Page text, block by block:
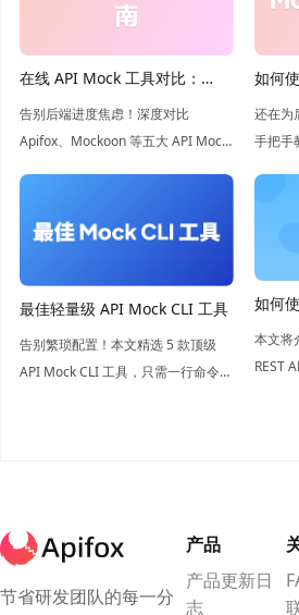
在线 API Mock 工具对比：
Apifox、Mockoon、
WireMock、Beeceptor 和
告别后端进度焦虑！深度对比
Apifox、Mockoon 等五大 API Mock
境，实现前后端并行开发，提升协作
如何
创建
还在为
手把手
优劣
的极
最佳轻量级 API Mock CLI 工具
告别繁琐配置！本文精选 5 款顶级
API Mock CLI 工具，只需一行命令，
如何
API
本文将
REST
节省研发团队的每一分
产品
产品更新日
志